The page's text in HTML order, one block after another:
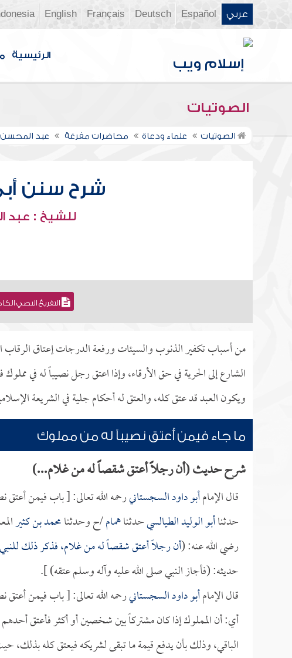
عربي Español
Deutsch
Français
English
الرئيسية
الصوتيات
الصوتيات علماء ودعاة محاضرات مفرغة عبد المحسن
شرح سنن أبي
للشيخ : عبد
التفريغ النصي
من أسباب تكفير الذنوب والسيئات ورفعة الدرجات إعتاق
الشارع إلى الحرية في حق الأرقاء، وإذا اعتق رجل نصيباً له في
ويكون العبد قد عتق كله، والعتق له أحكام جلية في الشريعة
ما جاء فيمن أعتق نصيباً له من مملوك
شرح حديث (أن رجلاً أعتق شقصاً له من غلام...)
قال الإمامأبو داود السجستانيرحمه الله تعالى: [ باب فيمن أعتق
حدثناأبو الوليد الطيالسيحدثناهمام/ح وحدثنامحمد بن كثير
رضي الله عنه: (أن رجلاً أعتق شقصاً له من غلام، فذكر ذلك
حديثه: (فأجاز النبي صلى الله عليه وآله وسلم عتقه) ].
قال الإمامأبو داود السجستانيرحمه الله تعالى: [ باب فيمن أعتق
أي: أن المملوك إذا كان مشتركاً بين شخصين أو أكثر فأعتق
الباقي، وذلك بأن يدفع قيمة ما تبقى لشريكه فيعتق كله